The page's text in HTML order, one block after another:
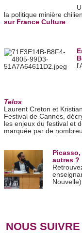
la politique minière
sur France Culture.
Telos
Laurent Creton et
Festival de Cannes,
les enjeux du festival et
marquée par de
autres ?
NOUS SUIVRE